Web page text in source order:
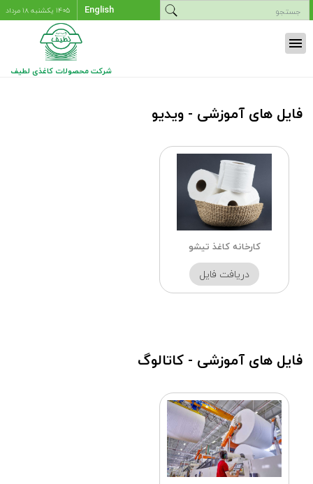
English ۱۴۰۵ يکشنبه ۱۸ مرداد
menu
شرکت محصولات کاغذی لطیف
فایل های آموزشی - ویدیو
کارخانه کاغذ تیشو
دریافت فایل
فایل های آموزشی - کاتالوگ